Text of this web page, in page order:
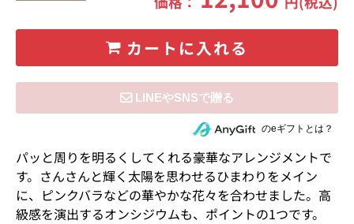
カートに入れる
住所を知らない相手にeギフトで贈るのeギフトとは？
パッと周りを明るくしてくれる豪華なアレンジメントで
す。さんさんと輝く太陽を思わせるひまわりをメイン
に、ピンクバラなどの華やかな花々を合わせました。高
級感を演出するオンシジウムも、ポイントの1つです。